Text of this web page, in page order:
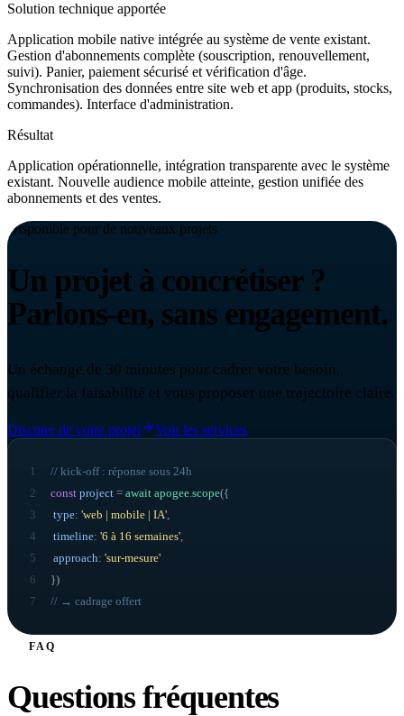
Solution technique apportée
Application mobile native intégrée au système de vente existant.
Gestion d'abonnements complète (souscription, renouvellement,
suivi). Panier, paiement sécurisé et vérification d'âge.
Synchronisation des données entre site web et app (produits, stocks,
commandes). Interface d'administration.
Résultat
Application opérationnelle, intégration transparente avec le système
existant. Nouvelle audience mobile atteinte, gestion unifiée des
abonnements et des ventes.
Disponible pour de nouveaux projets
Un projet à concrétiser ?
Parlons-en, sans engagement.
Un échange de 30 minutes pour cadrer votre besoin,
qualifier la faisabilité et vous proposer une trajectoire claire.
Discuter de votre projet Voir les services
1
// kick-off : réponse sous 24h
2
const project = await apogee.scope({
3
type: 'web | mobile | IA',
4
timeline: '6 à 16 semaines',
5
approach: 'sur-mesure'
6
})
7
// → cadrage offert
FAQ
Questions fréquentes